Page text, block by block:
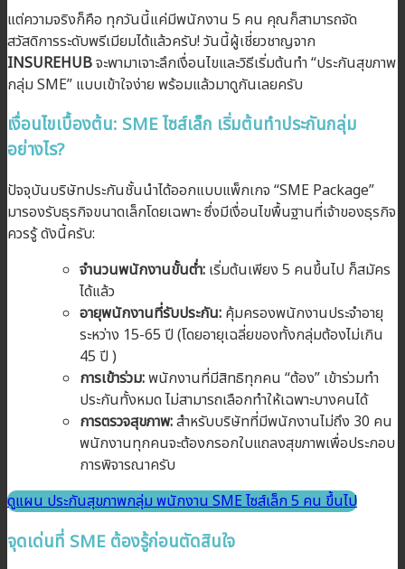
แต่ความจริงก็คือ ทุกวันนี้แค่มีพนักงาน 5 คน คุณก็สามารถจัด
สวัสดิการระดับพรีเมียมได้แล้วครับ! วันนี้ผู้เชี่ยวชาญจาก
INSUREHUBจะพามาเจาะลึกเงื่อนไขและวิธีเริ่มต้นทำ “ประกันสุขภาพ
กลุ่ม SME” แบบเข้าใจง่าย พร้อมแล้วมาดูกันเลยครับ
เงื่อนไขเบื้องต้น: SME ไซส์เล็ก เริ่มต้นทำประกันกลุ่ม
อย่างไร?
ปัจจุบันบริษัทประกันชั้นนำได้ออกแบบแพ็กเกจ “SME Package”
มารองรับธุรกิจขนาดเล็กโดยเฉพาะ ซึ่งมีเงื่อนไขพื้นฐานที่เจ้าของธุรกิจ
ควรรู้ ดังนี้ครับ:
จำนวนพนักงานขั้นต่ำ: เริ่มต้นเพียง 5 คนขึ้นไป ก็สมัคร
ได้แล้ว
อายุพนักงานที่รับประกัน: คุ้มครองพนักงานประจำอายุ
ระหว่าง 15-65 ปี (โดยอายุเฉลี่ยของทั้งกลุ่มต้องไม่เกิน
45 ปี )
การเข้าร่วม:พนักงานที่มีสิทธิทุกคน “ต้อง” เข้าร่วมทำ
ประกันทั้งหมด ไม่สามารถเลือกทำให้เฉพาะบางคนได้
การตรวจสุขภาพ:สำหรับบริษัทที่มีพนักงานไม่ถึง 30 คน
พนักงานทุกคนจะต้องกรอกใบแถลงสุขภาพเพื่อประกอบ
การพิจารณาครับ
ดูแผน ประกันสุขภาพกลุ่ม พนักงาน SME ไซส์เล็ก 5 คน ขึ้นไป
จุดเด่นที่ SME ต้องรู้ก่อนตัดสินใจ